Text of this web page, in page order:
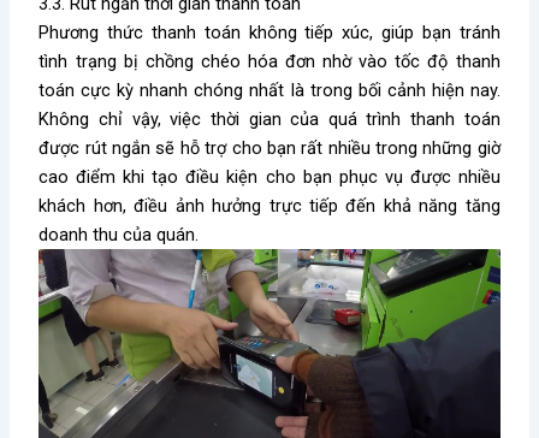
Phương thức thanh toán không tiếp xúc, giúp bạn tránh
tình trạng bị chồng chéo hóa đơn nhờ vào tốc độ thanh
toán cực kỳ nhanh chóng nhất là trong bối cảnh hiện nay.
Không chỉ vậy, việc thời gian của quá trình thanh toán
được rút ngắn sẽ hỗ trợ cho bạn rất nhiều trong những giờ
cao điểm khi tạo điều kiện cho bạn phục vụ được nhiều
khách hơn, điều ảnh hưởng trực tiếp đến khả năng tăng
doanh thu của quán.